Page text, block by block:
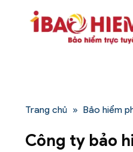
Trang chủ » Bảo hiểm
Công ty bảo